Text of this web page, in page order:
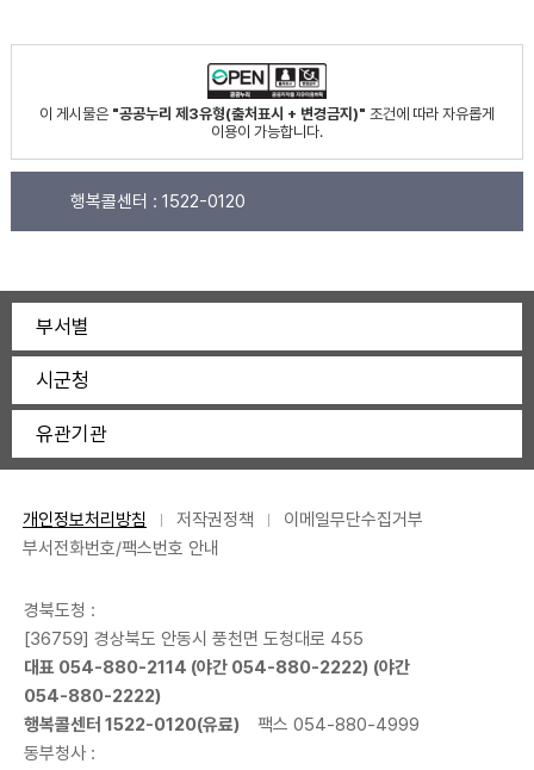
이 게시물은 "공공누리 제3유형(출처표시 + 변경금지)" 조건에 따라 자유롭게
이용이 가능합니다.
행복콜센터 : 1522-0120
부서별
시군청
유관기관
개인정보처리방침 저작권정책
이메일무단수집거부
부서전화번호/팩스번호 안내
경북도청 :
[36759] 경상북도 안동시 풍천면 도청대로 455
대표 054-880-2114 (야간 054-880-2222) (야간
054-880-2222)
행복콜센터 1522-0120(유료)
팩스 054-880-4999
동부청사 :